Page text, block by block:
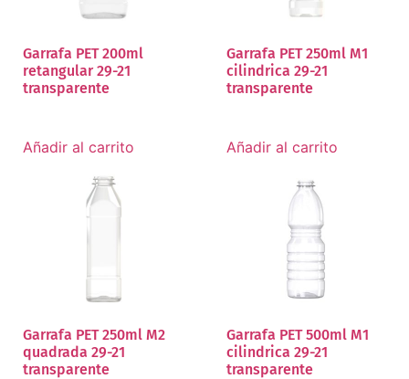
Garrafa PET 200ml
retangular 29-21
transparente
Añadir al carrito
Garrafa PET 250ml M1
cilindrica 29-21
transparente
Añadir al carrito
Garrafa PET 250ml M2
quadrada 29-21
transparente
Garrafa PET 500ml M1
cilindrica 29-21
transparente